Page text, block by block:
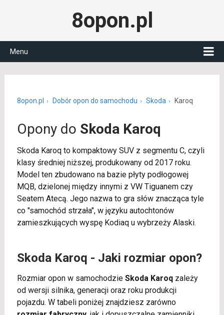
8opon.pl
Menu
8opon.pl Dobór opon do samochodu Skoda Karoq
Opony do Skoda Karoq
Skoda Karoq to kompaktowy SUV z segmentu C, czyli
klasy średniej niższej, produkowany od 2017 roku.
Model ten zbudowano na bazie płyty podłogowej
MQB, dzielonej między innymi z VW Tiguanem czy
Seatem Atecą. Jego nazwa to gra słów znacząca tyle
co "samochód strzała", w języku autochtonów
zamieszkujących wyspę Kodiaq u wybrzeży Alaski.
Skoda Karoq - Jaki rozmiar opon?
Rozmiar opon w samochodzie Skoda Karoqzależy
od wersji silnika, generacji oraz roku produkcji
pojazdu. W tabeli poniżej znajdziesz zarówno